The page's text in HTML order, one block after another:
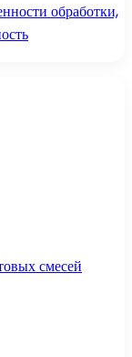
обработки,
смесей